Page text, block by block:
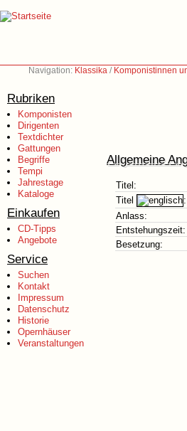
Navigation: Klassika / Komponistinnen
Rubriken
Komponisten
Dirigenten
Textdichter
Gattungen
Begriffe
Tempi
Jahrestage
Kataloge
Einkaufen
CD-Tipps
Angebote
Service
Suchen
Kontakt
Impressum
Datenschutz
Historie
Opernhäuser
Veranstaltungen
Allgemeine
Titel:
Titel
:
Anlass:
Entstehungszeit:
Besetzung: